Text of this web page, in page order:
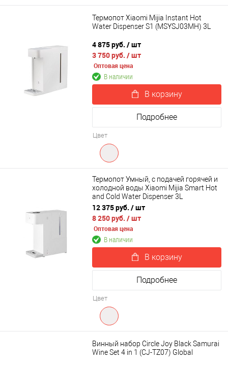
Термопот Xiaomi Mijia Instant Hot
Water Dispenser S1 (MSYSJ03MH) 3L
4 875 руб. / шт
3 750 руб. / шт
Оптовая цена
В наличии
В корзину
Подробнее
Цвет
Термопот Умный, с подачей горячей и
холодной воды Xiaomi Mijia Smart Hot
and Cold Water Dispenser 3L
(MJMY23YM)
12 375 руб. / шт
8 250 руб. / шт
Оптовая цена
В наличии
В корзину
Подробнее
Цвет
Винный набор Circle Joy Black Samurai
Wine Set 4 in 1 (CJ-TZ07) Global